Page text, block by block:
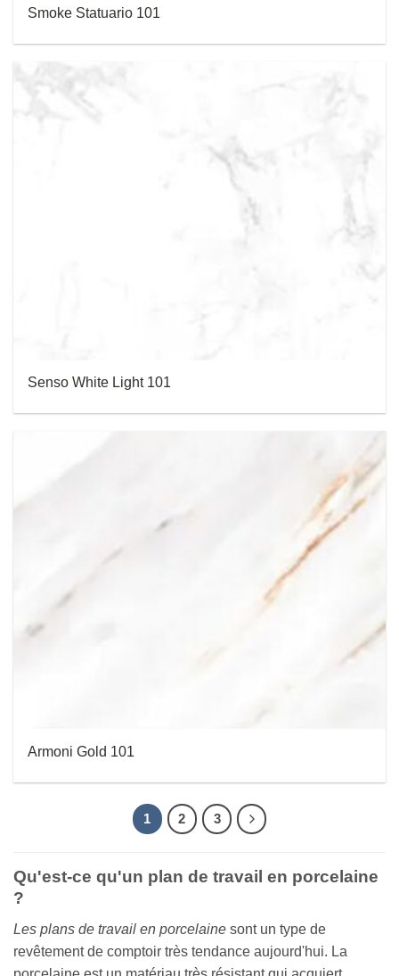
Smoke Statuario 101
Senso White Light 101
Armoni Gold 101
1 2 3
Qu'est-ce qu'un plan de travail en porcelaine
?
Les plans de travail en porcelaine sont un type de
revêtement de comptoir très tendance aujourd'hui. La